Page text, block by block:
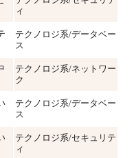
ィ
テクノロジ系/データベー
ス
テクノロジ系/ネットワー
ク
テクノロジ系/データベー
ス
テクノロジ系/セキュリテ
ィ